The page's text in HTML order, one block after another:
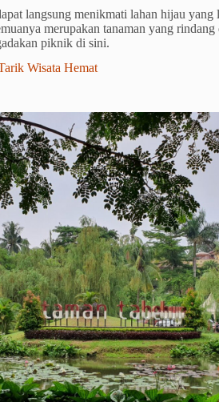
langsung menikmati lahan hijau yang
merupakan tanaman yang rindang
piknik di sini.
Wisata Hemat